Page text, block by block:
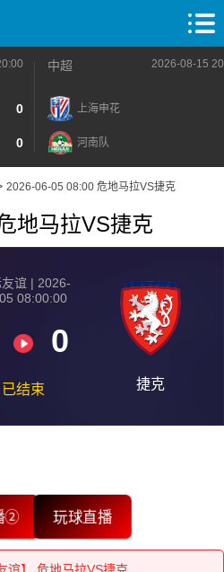
0
0
中超 2026-08-15
上海申花
河南队
2026-06-05 08:00 危地马拉VS捷克
地马拉VS捷克
友谊 | 2026-
08:00:00
0
已结束 捷克
② 玩球直播
谊】 危地马拉VS捷克
谊】 危地马拉VS捷克
谊】 危地马拉VS捷克